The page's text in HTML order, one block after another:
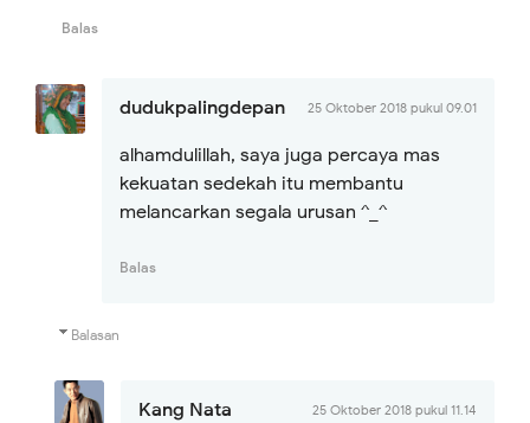
Balas
dudukpalingdepan 25 Oktober 2018 pukul 09.01
alhamdulillah, saya juga percaya mas
kekuatan sedekah itu membantu
melancarkan segala urusan ^_^
Balas
Balasan
Kang Nata 25 Oktober 2018 pukul 11.14